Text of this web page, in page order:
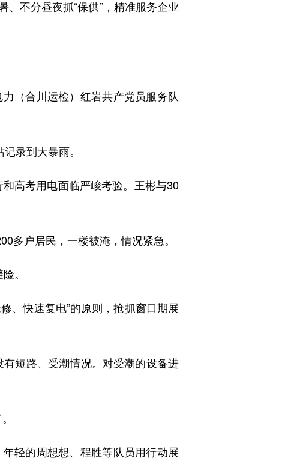
不分昼夜抓“保供”，精准服务企业
（合川运检）红岩共产党员服务队
录到大暴雨。
高考用电面临严峻考验。王彬与30
户居民，一楼被淹，情况紧急。
。
快速复电”的原则，抢抓窗口期展
短路、受潮情况。对受潮的设备进
轻的周想想、程胜等队员用行动展